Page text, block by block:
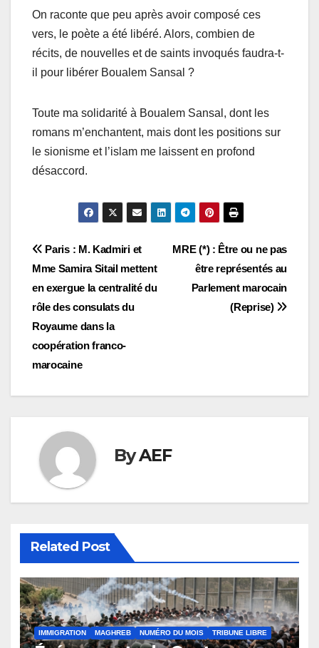
On raconte que peu après avoir composé ces
vers, le poète a été libéré. Alors, combien de
récits, de nouvelles et de saints invoqués faudra-t-
il pour libérer Boualem Sansal ?
Toute ma solidarité à Boualem Sansal, dont les
romans m’enchantent, mais dont les positions sur
le sionisme et l’islam me laissent en profond
désaccord.
Navigation
de
l’article
MRE (*) : Être ou ne pas
être représentés au
Parlement marocain
(Reprise)
Paris : M. Kadmiri et
Mme Samira Sitail mettent
en exergue la centralité du
rôle des consulats du
Royaume dans la
coopération franco-
marocaine
ByAEF
Related Post
IMMIGRATION MAGHREB NUMÉRO DU MOIS TRIBUNE LIBRE